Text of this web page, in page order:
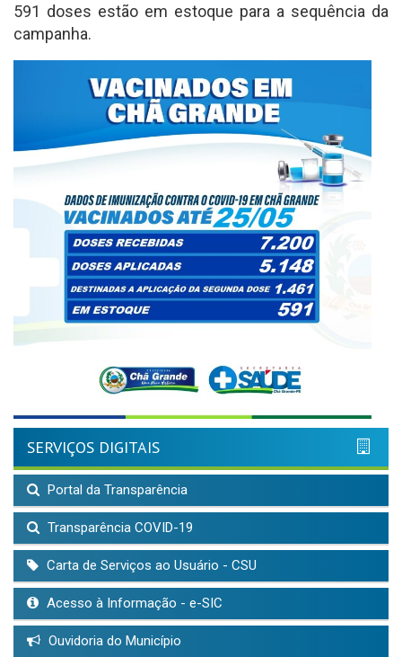
591 doses estão em estoque para a sequência da
campanha.
SERVIÇOS DIGITAIS
Portal da Transparência
Transparência COVID-19
Carta de Serviços ao Usuário - CSU
Acesso à Informação - e-SIC
Ouvidoria do Município